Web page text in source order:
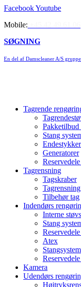
Videre
indhold
FacebookYoutube
Mobile:
SØGNING
En del af Damscleaner A/S
Tagrende
Pakketilbud
Stang
Generatorer
Tagrensning
Tagskraber
Tilbehør tag
Indendørs
Interne
Stang
Atex
Kamera
Udendørs